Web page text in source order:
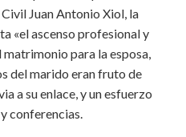
Juan Antonio Xiol, la
«el ascenso profesional y
para la esposa,
del marido eran fruto de
a su enlace, y un esfuerzo
conferencias.